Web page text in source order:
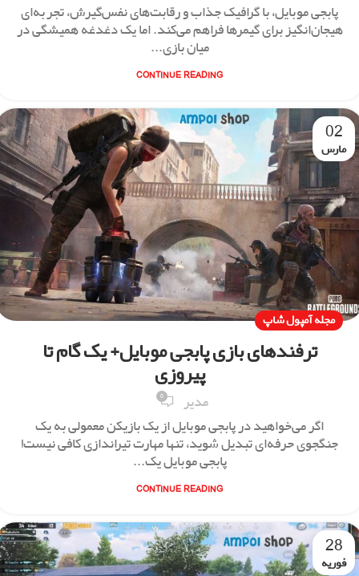
پابجی موبایل، با گرافیک جذاب و رقابت‌های نفس‌گیرش، تجربه‌ای
هیجان‌انگیز برای گیمرها فراهم می‌کند. اما یک دغدغه همیشگی در
میان بازی...
CONTINUE READING
02
مارس
مجله آمپول شاپ
ترفندهای بازی پابجی موبایل+ یک گام تا
پیروزی
مدیر 0
اگر می‌خواهید در پابجی موبایل از یک بازیکن معمولی به یک
جنگجوی حرفه‌ای تبدیل شوید، تنها مهارت تیراندازی کافی نیست!
پابجی موبایل یک...
CONTINUE READING
28
فوریه